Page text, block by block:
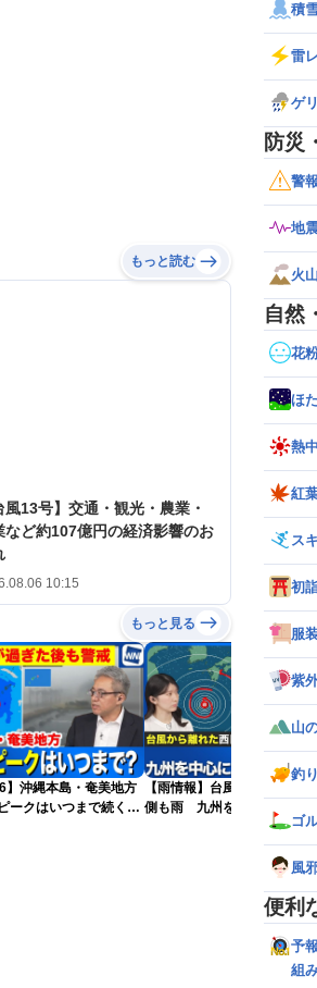
もっと読む
風13号】交通・観光・農業・
など約107億円の経済影響のお
10:15
もっと見る
】沖縄本島・奄美地方
ークはいつまで続く？
【雨情報】台風から離れた西
側も雨 九州を中心に大雨の
積
雷
ゲ
防災
警
地
火
自然
花
ほ
熱
紅
ス
初
服
紫
山
釣
ゴ
風
便利
予
組